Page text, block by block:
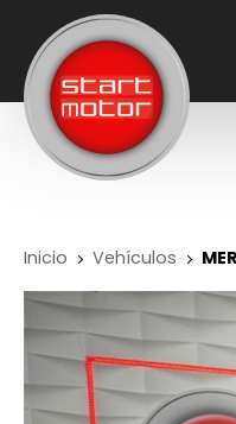
Inicio Vehículos